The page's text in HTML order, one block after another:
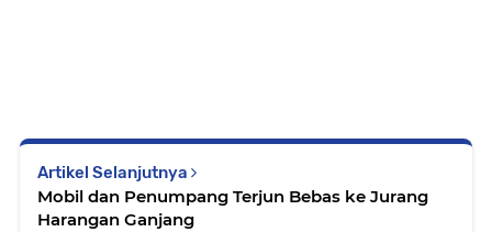
Artikel Selanjutnya
Mobil dan Penumpang Terjun Bebas ke Jurang
Harangan Ganjang